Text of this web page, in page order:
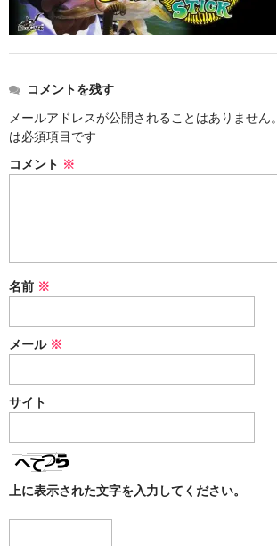
コメントを残す
メールアドレスが公開されることはありません。
は必須項目です
コメント ※
名前 ※
メール ※
サイト
上に表示された文字を入力してください。